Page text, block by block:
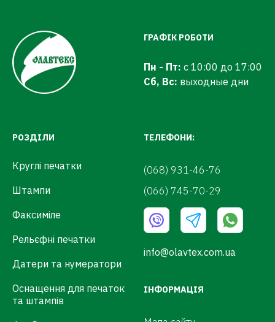
ГРАФІК РОБОТИ
Пн - Пт: с 10:00 до 17:00
Сб, Вс: выходные дни
РОЗДІЛИ
Круглі печатки
Штампи
Факсиміле
Рельєфні печатки
Датери та нумератори
Оснащення для печаток
та штампів
ТЕЛЕФОНИ:
(068) 931-46-76
(066) 745-70-29
info@olavtex.com.ua
ІНФОРМАЦІЯ